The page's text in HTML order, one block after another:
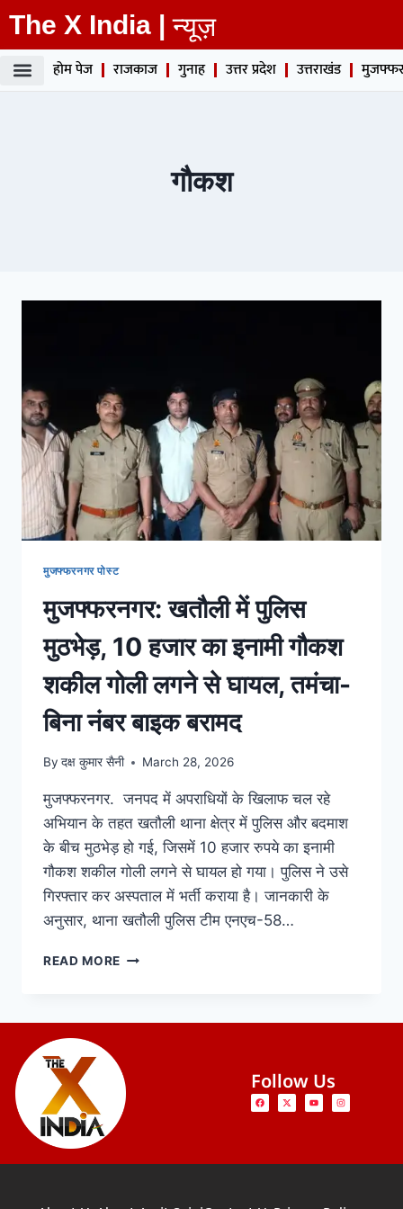
The X India | न्यूज़
होम पेज राजकाज गुनाह उत्तर प्रदेश उत्तराखंड
गौकश
मुजफ्फरनगर पोस्ट
मुजफ्फरनगर: खतौली में पुलिस
मुठभेड़, 10 हजार का इनामी गौकश
शकील गोली लगने से घायल, तमंचा-
बिना नंबर बाइक बरामद
By दक्ष कुमार सैनी March 28, 2026
मुजफ्फरनगर. जनपद में अपराधियों के खिलाफ चल रहे
अभियान के तहत खतौली थाना क्षेत्र में पुलिस और बदमाश
के बीच मुठभेड़ हो गई, जिसमें 10 हजार रुपये का इनामी
गौकश शकील गोली लगने से घायल हो गया। पुलिस ने उसे
गिरफ्तार कर अस्पताल में भर्ती कराया है। जानकारी के
अनुसार, थाना खतौली पुलिस टीम एनएच-58…
READ MORE
Follow Us